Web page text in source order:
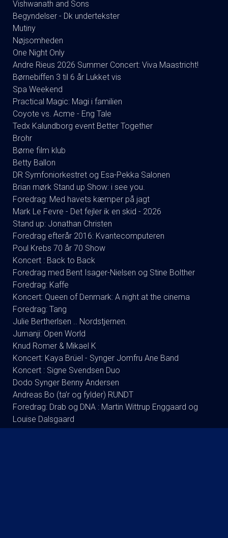
Vishwanath and Sons
Begyndelser - Dk undertekster
Mutiny
Nøjsomheden
One Night Only
Andre Rieus 2026 Summer Concert: Viva Maastricht!
Børnebiffen 3 til 6 år Lukket vis
Spa Weekend
Practical Magic: Magi i familien
Coyote vs. Acme - Eng Tale
Tedx Kalundborg event Better Together
Brohr
Børne film klub
Betty Ballon
DR Symfoniorkestret og Esa-Pekka Salonen
Brian mørk Stand up Show: i see you.
Foredrag: Med havets kæmper på jagt
Mark Le Fevre - Det fejler ik en skid - 2026
Stand up: Jonathan Christen
Foredrag efterår 2016: Kvantecomputeren
Poul Krebs 70 år 70 Show
Koncert : Back to Back
Foredrag med Bent Isager-Nielsen og Stine Bolther
Foredrag: Kaffe
Koncert: Queen of Denmark: A night at the cinema
Foredrag: Tang
Julie Bertherlsen .. Nordstjernen.
Jumanji: Open World
Knud Romer & Mikael K
Koncert: Kaya Brüel - Synger Jomfru Ane Band
Koncert : Signe Svendsen Duo
Dodo Synger Benny Andersen
Andreas Bo (ta’r og fylder) RUNDT
Foredrag: Drab og DNA : Martin Wittrup Enggaard og
Louise Dalsgaard
Koncert:Rugsted-Kibsgaard-DK